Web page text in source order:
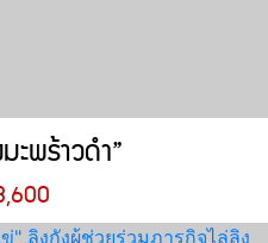
พร้าวดำ”